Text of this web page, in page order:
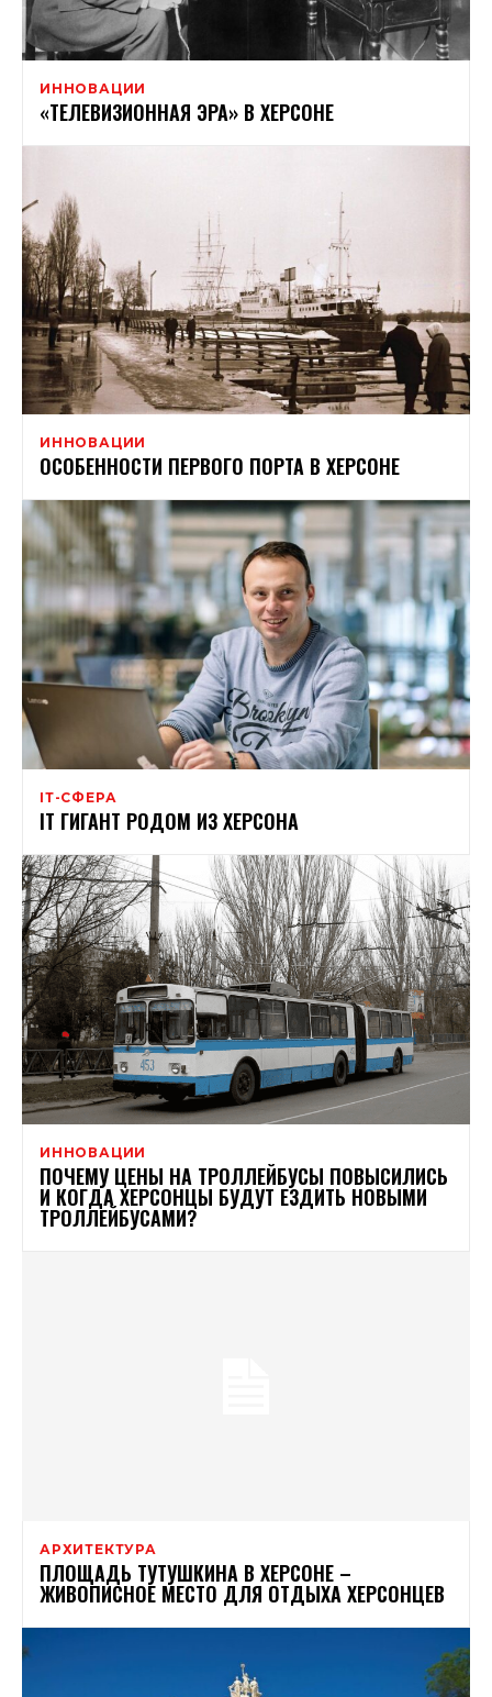
ИННОВАЦИИ
«ТЕЛЕВИЗИОННАЯ ЭРА» В ХЕРСОНЕ
ИННОВАЦИИ
ОСОБЕННОСТИ ПЕРВОГО ПОРТА В ХЕРСОНЕ
ІТ-СФЕРА
IT ГИГАНТ РОДОМ ИЗ ХЕРСОНА
ИННОВАЦИИ
ПОЧЕМУ ЦЕНЫ НА ТРОЛЛЕЙБУСЫ ПОВЫСИЛИСЬ
И КОГДА ХЕРСОНЦЫ БУДУТ ЕЗДИТЬ НОВЫМИ
ТРОЛЛЕЙБУСАМИ?
АРХИТЕКТУРА
ПЛОЩАДЬ ТУТУШКИНА В ХЕРСОНЕ –
ЖИВОПИСНОЕ МЕСТО ДЛЯ ОТДЫХА ХЕРСОНЦЕВ